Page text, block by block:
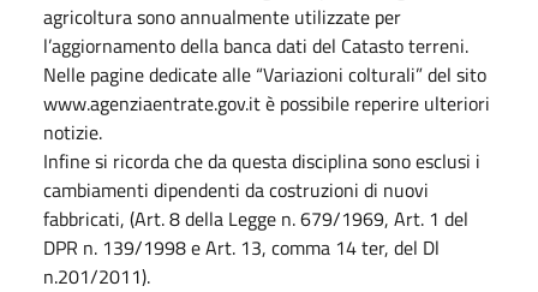
agricoltura sono annualmente utilizzate per
l’aggiornamento della banca dati del Catasto terreni.
Nelle pagine dedicate alle “Variazioni colturali” del sito
www.agenziaentrate.gov.it è possibile reperire ulteriori
notizie.
Infine si ricorda che da questa disciplina sono esclusi i
cambiamenti dipendenti da costruzioni di nuovi
fabbricati, (Art. 8 della Legge n. 679/1969, Art. 1 del
DPR n. 139/1998 e Art. 13, comma 14 ter, del Dl
n.201/2011).